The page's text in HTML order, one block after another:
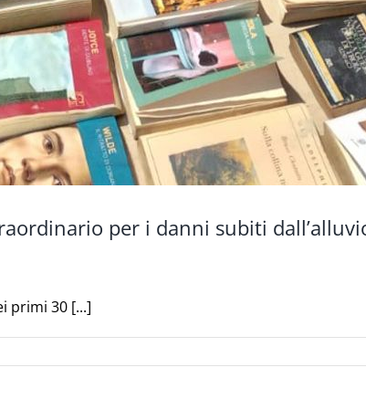
per i danni subiti
primi 30 [...]